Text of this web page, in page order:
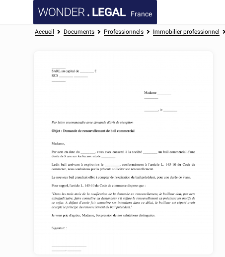
France
Accueil Documents Professionnels Immobilier professionnel